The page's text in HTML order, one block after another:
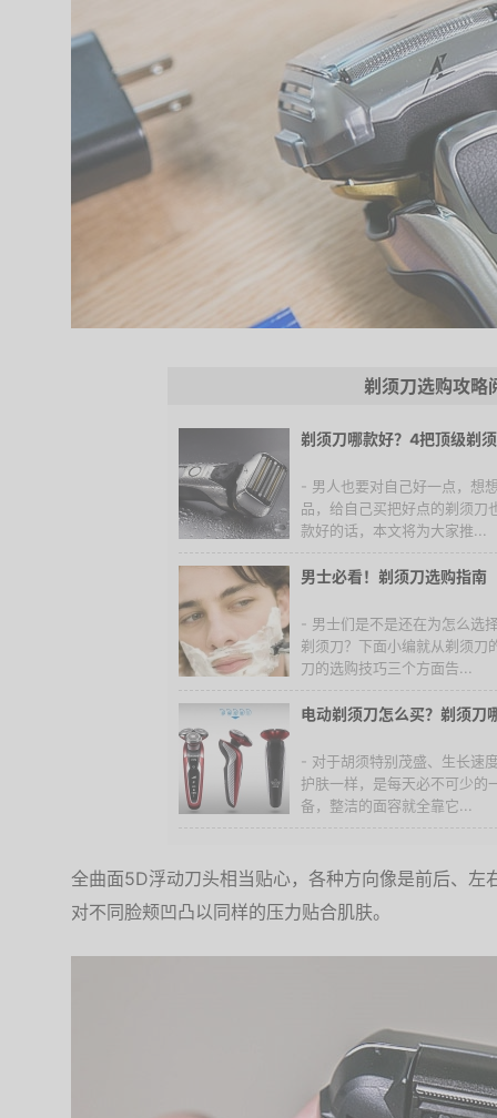
剃须刀选购攻略
剃须刀哪款好？4把顶级剃
- 男人也要对自己好一点，想
品，给自己买把好点的剃须刀
款好的话，本文将为大家推...
男士必看！剃须刀选购指南
- 男士们是不是还在为怎么选
剃须刀？下面小编就从剃须刀
刀的选购技巧三个方面告...
电动剃须刀怎么买？剃须刀
- 对于胡须特别茂盛、生长速
护肤一样，是每天必不可少的
备，整洁的面容就全靠它...
全曲面5D浮动刀头相当贴心，各种方向像是前后、左
对不同脸颊凹凸以同样的压力贴合肌肤。